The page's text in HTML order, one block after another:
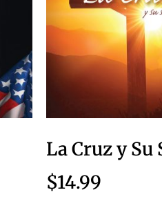
La Cruz y Su
$14.99